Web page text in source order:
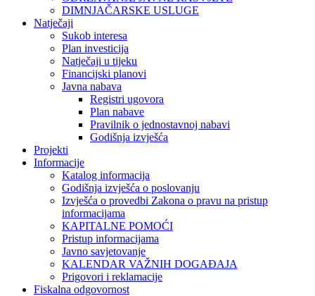
DIMNJAČARSKE USLUGE
Natječaji
Sukob interesa
Plan investicija
Natječaji u tijeku
Financijski planovi
Javna nabava
Registri ugovora
Plan nabave
Pravilnik o jednostavnoj nabavi
Godišnja izvješća
Projekti
Informacije
Katalog informacija
Godišnja izvješća o poslovanju
Izvješća o provedbi Zakona o pravu na pristup
informacijama
KAPITALNE POMOĆI
Pristup informacijama
Javno savjetovanje
KALENDAR VAŽNIH DOGAĐAJA
Prigovori i reklamacije
Fiskalna odgovornost